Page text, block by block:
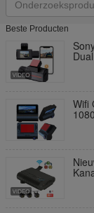
Beste Producten
Wifi